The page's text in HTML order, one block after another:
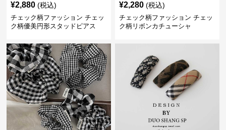
¥2,880 (税込)
チェック柄ファッション チェッ
ク柄優美円形スタッドピアス
¥2,280 (税込)
チェック柄ファッション チェッ
ク柄リボンカチューシャ